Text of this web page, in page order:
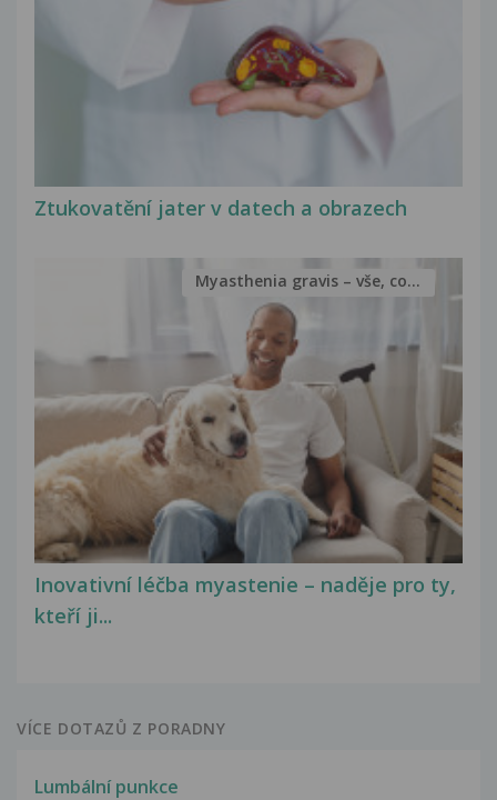
Ztukovatění jater v datech a obrazech
Inovativní léčba myastenie – naděje pro ty,
kteří ji...
Myasthenia gravis – vše, co...
VÍCE DOTAZŮ Z PORADNY
Lumbální punkce